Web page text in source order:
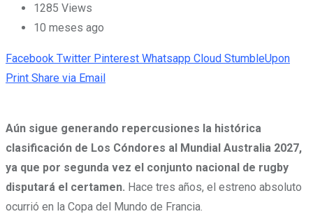
1285 Views
10 meses ago
Facebook Twitter Pinterest Whatsapp Cloud StumbleUpon
Print Share via Email
Aún sigue generando repercusiones la histórica
clasificación de Los Cóndores al Mundial Australia 2027,
ya que por segunda vez el conjunto nacional de rugby
disputará el certamen. Hace tres años, el estreno absoluto
ocurrió en la Copa del Mundo de Francia.